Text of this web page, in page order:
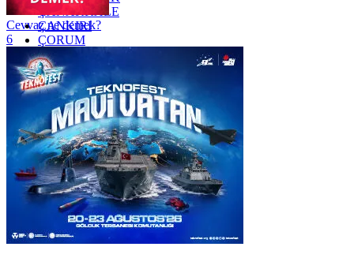
ÇANAKKALE
ÇANKIRI
ÇORUM
İSTANBUL
İZMİR
ŞANLIURFA
ŞIRNAK
Cevvaz ne demek?
6